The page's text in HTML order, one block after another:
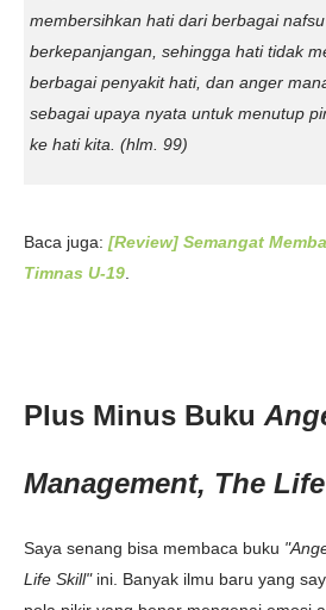
membersihkan hati dari berbagai
berkepanjangan, sehingga hati tidak
berbagai penyakit hati, dan anger
sebagai upaya nyata untuk menutup
ke hati kita. (hlm. 99)
Baca juga: [Review] Semangat
Timnas U-19
Plus Minus Buku
Management, The
Saya senang bisa membaca buku
Life Skill"ini. Banyak ilmu baru yang